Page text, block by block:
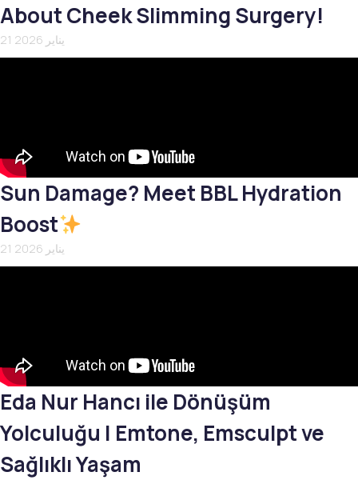
About Cheek Slimming Surgery!
21 يناير 2026
Sun Damage? Meet BBL Hydration
Boost
21 يناير 2026
Eda Nur Hancı ile Dönüşüm
Yolculuğu | Emtone, Emsculpt ve
Sağlıklı Yaşam